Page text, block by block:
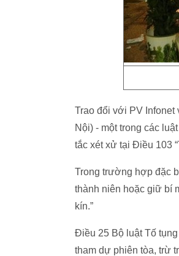
Trao đổi với PV Infonet
Nội) - một trong các
tắc xét xử tại Điều 103
Trong trường hợp đặc
thành niên hoặc giữ bí
kín.”
Điều 25 Bộ luật Tố
tham dự phiên tòa, trừ